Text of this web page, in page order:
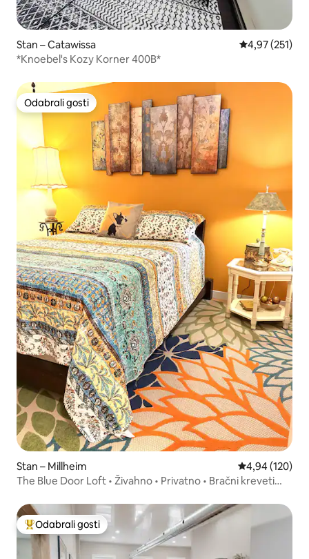
Stan – Catawissa Prosječna
4,97 (251)
*Knoebel's Kozy Korner 400B*
Odabrali gosti
Odabrali gosti
Stan – Millheim Prosječna
4,94 (120)
The Blue Door Loft • Živahno • Privatno • Bračni kreveti
Među najviše rangiranima s oznakom „Odabrali gosti”
Odabrali gosti